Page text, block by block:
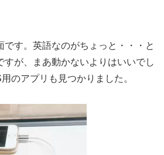
です。英語なのがちょっと・・・と
すが、まあ動かないよりはいいでし
のアプリも見つかりました。